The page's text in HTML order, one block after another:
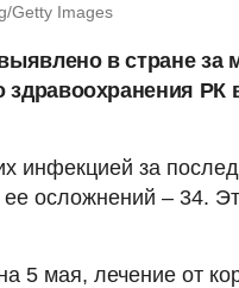
Getty Images
в стране за
РК
инфекцией за
осложнений – 34.
5 мая, лечение от